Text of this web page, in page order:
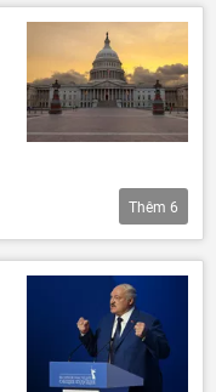
Thêm 6